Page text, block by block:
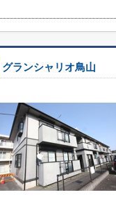
グランシャリオ鳥山